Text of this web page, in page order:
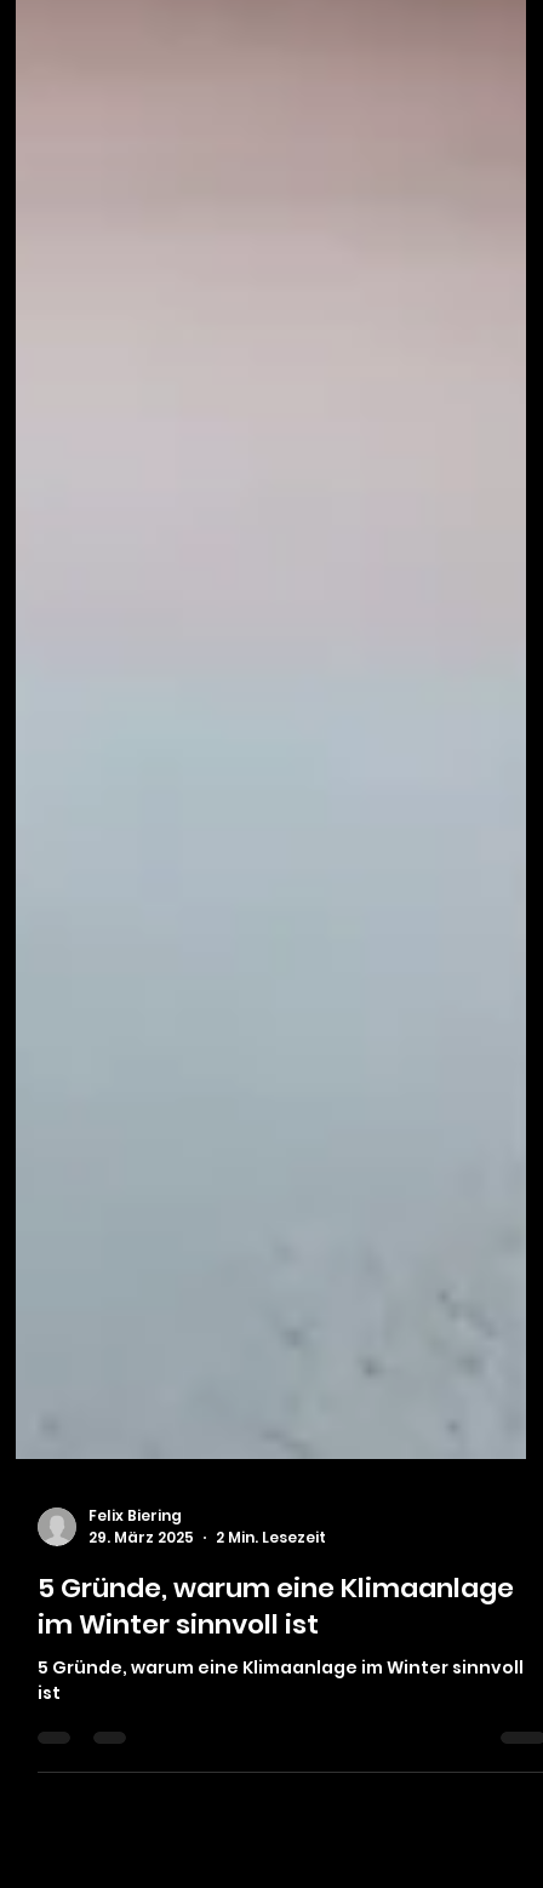
Felix Biering
29. März 2025
2 Min. Lesezeit
5 Gründe, warum eine Klimaanlage
im Winter sinnvoll ist
5 Gründe, warum eine Klimaanlage im Winter sinnvoll